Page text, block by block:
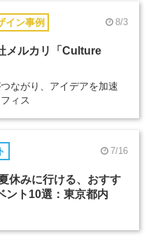
イン事例 8/3
メルカリ「Culture
ながり、アイデアを加速
ィス
7/16
休みに行ける、おすす
ント10選：東京都内